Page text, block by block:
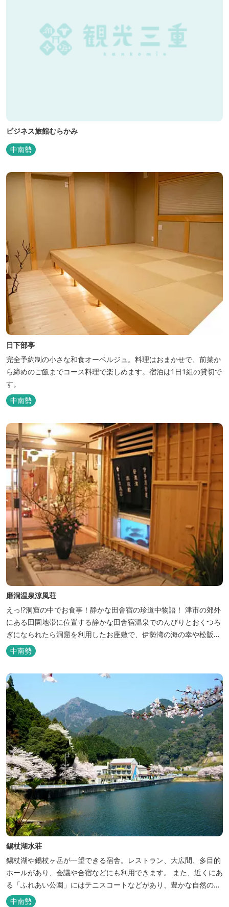
ビジネス旅館むらかみ
中南勢
日下部亭
完全予約制の小さな和食オーベルジュ。料理はおまかせで、前菜か
ら締めのご飯までコース料理で楽しめます。宿泊は1日1組の貸切で
す。
中南勢
磨洞温泉涼風荘
えっ!?洞窟の中でお食事！静かな田舎宿の珍道中物語！ 津市の郊外
にある田園地帯に位置する静かな田舎宿温泉でのんびりとおくつろ
ぎになられたら洞窟を利用したお座敷で、伊勢湾の海の幸や松阪肉
を山海賊焼きをお召し上がりいただけます。年中20度前後の天然空
調、お客様を不思議な空間にご案内！ ご宴会には、大広間で和食会
いただけます。「白...
中南勢
錫杖湖水荘
錫杖湖や錫杖ヶ岳が一望できる宿舎。レストラン、大広間、多目的
ホールがあり、会議や合宿などにも利用できます。 また、近くにあ
る「ふれあい公園」にはテニスコートなどがあり、豊かな自然の中
でのびのびと楽しむことができます。
中南勢